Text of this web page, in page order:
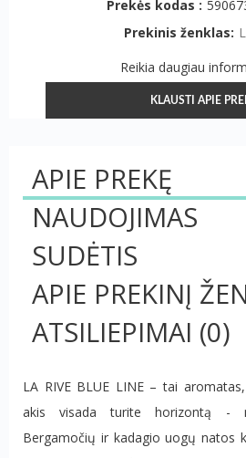
Prekės kodas :
Prekinis ženklas:
Reikia daugiau
KLAUSTI APIE
APIE PREKĘ
NAUDOJIMAS
SUDĖTIS
APIE PREKINĮ
ATSILIEPIMAI (0)
LA RIVE BLUE LINE – tai
akis visada turite horizontą -
Bergamočių ir kadagio uogų natos